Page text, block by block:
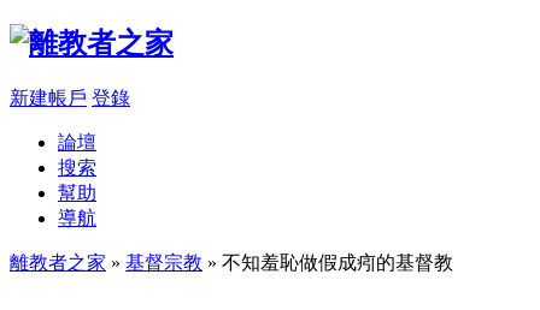
新建帳戶 登錄
論壇
搜索
幫助
導航
離教者之家 » 基督宗教 » 不知羞恥做假成㽼的基督教